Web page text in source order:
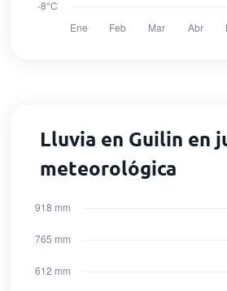
Lluvia en Guilin en
meteorológica